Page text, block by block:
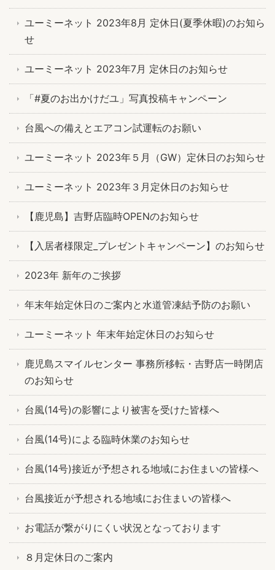
ユーミーネット 2023年8月 定休日(夏季休暇)のお知ら
せ
ユーミーネット 2023年7月 定休日のお知らせ
「#夏のお出かけだユ」写真投稿キャンペーン
台風への備えとエアコン試運転のお願い
ユーミーネット 2023年５月（GW）定休日のお知らせ
ユーミーネット 2023年３月定休日のお知らせ
【鹿児島】吉野店臨時OPENのお知らせ
【入居者様限定_プレゼントキャンペーン】のお知らせ
2023年 新年のご挨拶
年末年始定休日のご案内と水道管凍結予防のお願い
ユーミーネット 年末年始定休日のお知らせ
鹿児島スマイルセンター 事務所移転・吉野店一時閉店
のお知らせ
台風(14号)の影響により被害を受けた皆様へ
台風(14号)による臨時休業のお知らせ
台風(14号)接近が予想される地域にお住まいの皆様へ
台風接近が予想される地域にお住まいの皆様へ
お電話が繋がりにくい状況となっております
８月定休日のご案内